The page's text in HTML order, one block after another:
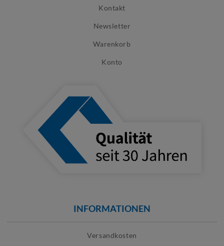
Kontakt
Newsletter
Warenkorb
Konto
INFORMATIONEN
Versandkosten